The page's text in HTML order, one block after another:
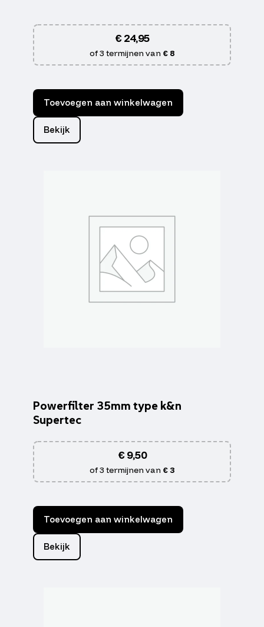
€24,95
of 3 termijnen van € 8
Toevoegen aan winkelwagen
Bekijk
Powerfilter 35mm type k&n
Supertec
€9,50
of 3 termijnen van € 3
Toevoegen aan winkelwagen
Bekijk